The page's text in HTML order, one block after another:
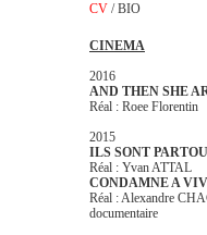
CV /BIO
CINEMA
2016
AND THEN SHE
Réal : Roee Florentin
2015
ILS SONT
Réal : Yvan ATTAL
CONDAMNE A
Réal : Alexandre
documentaire